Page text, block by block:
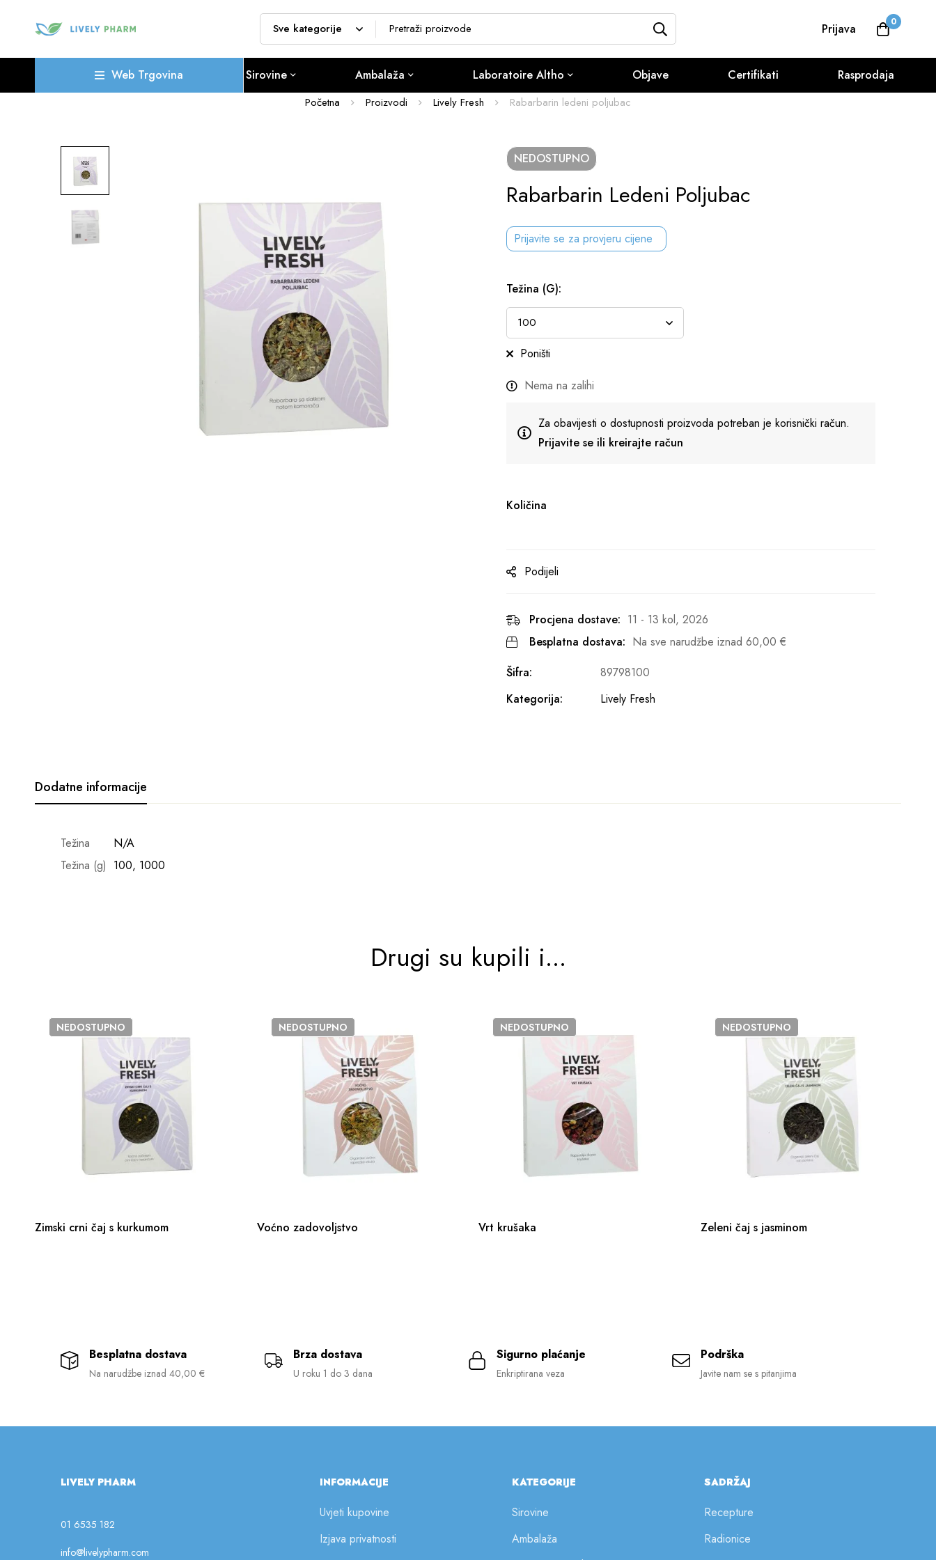
Prijava 0
Web Trgovina Sirovine Ambalaža Laboratoire Altho Objave Certifikati Rasprodaja
Početna Proizvodi Lively Fresh Rabarbarin ledeni poljubac
NEDOSTUPNO
Rabarbarin Ledeni Poljubac
Prijavite se za provjeru cijene
Težina (g):
Poništi
Nema na zalihi
Za obavijesti o dostupnosti proizvoda potreban je korisnički račun.
Prijavite se ili kreirajte račun
Količina
Podijeli
Procjena dostave: 11 - 13 kol, 2026
Besplatna dostava: Na sve narudžbe iznad 60,00 €
Šifra:
89798100
Kategorija:
Lively Fresh
Dodatne informacije
Težina
N/A
Težina (g) 100, 1000
Drugi su kupili i...
NEDOSTUPNO
Zimski crni čaj s kurkumom
NEDOSTUPNO
Voćno zadovoljstvo
NEDOSTUPNO
Vrt krušaka
NEDOSTUPNO
Zeleni čaj s jasminom
Besplatna dostava
Na narudžbe iznad 40,00 €
Brza dostava
U roku 1 do 3 dana
Sigurno plaćanje
Enkriptirana veza
Podrška
Javite nam se s pitanjima
LIVELY PHARM
01 6535 182
info@livelypharm.com
INFORMACIJE
Uvjeti kupovine
Izjava privatnosti
KATEGORIJE
Sirovine
Ambalaža
SADRŽAJ
Recepture
Radionice